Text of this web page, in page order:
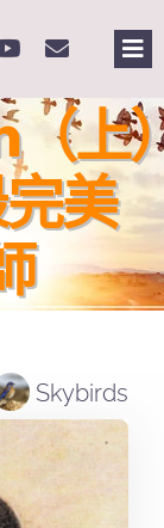
上
美
Skybirds